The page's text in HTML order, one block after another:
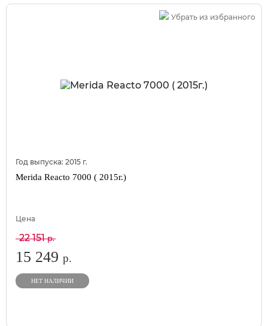
Убрать из избранного
Год выпуска: 2015 г.
Merida Reacto 7000 ( 2015г.)
Цена
22 151р.
15 249 р.
НЕТ НАЛИЧИИ